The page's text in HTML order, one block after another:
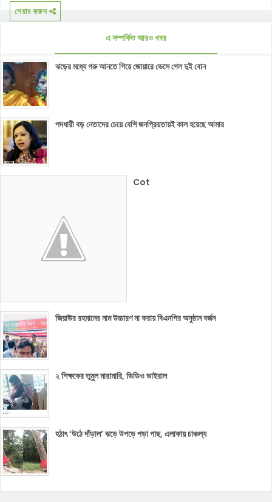
শেয়ার করুন
এ সম্পর্কিত আরও খবর
ঝড়ের মধ্যে গরু আনতে গিয়ে জোয়ারে ভেসে গেল দুই বোন
পদধারী বড় নেতাদের চেয়ে বেশি জনপ্রিয়তায়ই কাল হয়েছে আমার
Cot
জিয়াউর রহমানের নাম উচ্চারণ না করায় বিএনপির অনুষ্ঠান বর্জন
২ শিক্ষকের তুমুল মারামারি, ভিডিও ভাইরাল
হঠাৎ ‘উঠে দাঁড়াল’ ঝড়ে উপড়ে পড়া গাছ, এলাকায় চাঞ্চল্য